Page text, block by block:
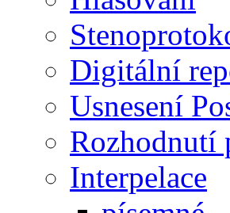
Digitální
Usnesení
Rozhodnutí
Interpelace